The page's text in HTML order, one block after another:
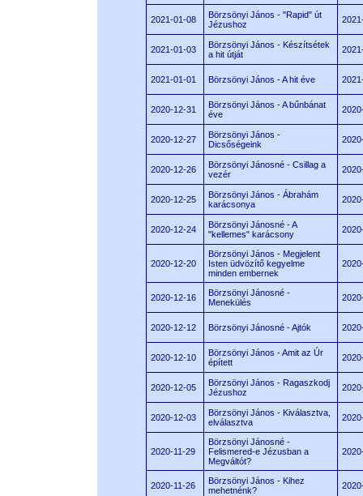
2021-01-08
Börzsönyi János - "Rapid" út
Jézushoz
2021-01-03
Börzsönyi János - Készítsétek
a hit útját
2021-01-01 Börzsönyi János - A hit éve
2020-12-31
Börzsönyi János - A bűnbánat
éve
2020-12-27
Börzsönyi János -
Dicsőségeink
2020-12-26
Börzsönyi Jánosné - Csillag a
vezér
2020-12-25
Börzsönyi János - Ábrahám
karácsonya
2020-12-24
Börzsönyi Jánosné - A
"kellemes" karácsony
2020-12-20
Börzsönyi János - Megjelent
Isten üdvözítő kegyelme
minden embernek
2020-12-16
Börzsönyi Jánosné -
Menekülés
2020-12-12 Börzsönyi Jánosné - Ajtók
2020-12-10
Börzsönyi János - Amit az Úr
épített
2020-12-05
Börzsönyi János - Ragaszkodj
Jézushoz
2020-12-03
Börzsönyi János - Kiválasztva,
elválasztva
2020-11-29
Börzsönyi Jánosné -
Felismered-e Jézusban a
Megváltót?
2020-11-26
Börzsönyi János - Kihez
mehetnénk?